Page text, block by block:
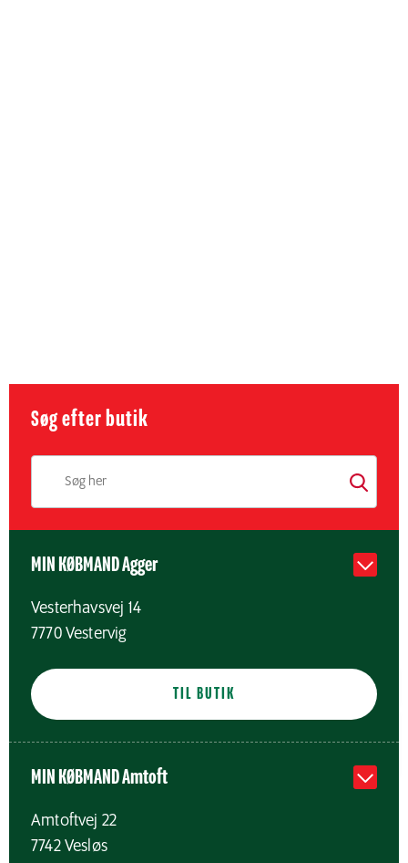
Søg efter butik
MIN KØBMAND Agger
Vesterhavsvej 14
7770 Vestervig
TIL BUTIK
MIN KØBMAND Amtoft
Amtoftvej 22
7742 Vesløs